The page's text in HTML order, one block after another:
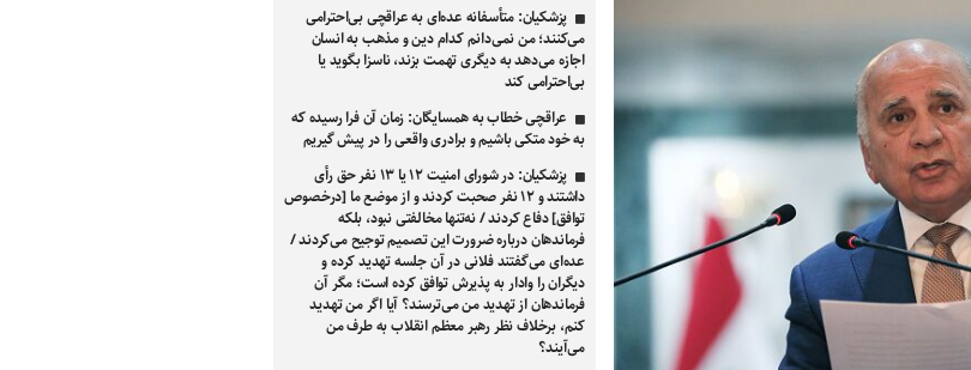
پزشکیان: متأسفانه عده‌ای به عراقچی بی‌احترامی
می‌کنند؛ من نمی‌دانم کدام دین و مذهب به انسان
اجازه می‌دهد به دیگری تهمت بزند، ناسزا بگوید یا
بی‌احترامی کند
عراقچی خطاب به همسایگان: زمان آن فرا رسیده که
به خود متکی باشیم و برادری واقعی را در پیش گیریم
پزشکیان: در شورای امنیت ۱۲ یا ۱۳ نفر حق رأی
داشتند و ۱۲ نفر صحبت کردند و از موضع ما [درخصوص
توافق] دفاع کردند / نه‌تنها مخالفتی نبود، بلکه
فرماندهان درباره ضرورت این تصمیم توجیح می‌کردند /
عده‌ای می‌گفتند فلانی در آن جلسه تهدید کرده و
دیگران را وادار به پذیرش توافق کرده است؛ مگر آن
فرماندهان از تهدید من می‌ترسند؟ آیا اگر من تهدید
کنم، برخلاف نظر رهبر معظم انقلاب به طرف من
می‌آیند؟